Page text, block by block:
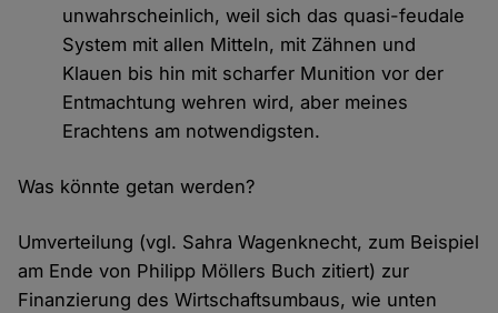
unwahrscheinlich, weil sich das quasi-feudale
System mit allen Mitteln, mit Zähnen und
Klauen bis hin mit scharfer Munition vor der
Entmachtung wehren wird, aber meines
Erachtens am notwendigsten.
Was könnte getan werden?
Umverteilung (vgl. Sahra Wagenknecht, zum Beispiel
am Ende von Philipp Möllers Buch zitiert) zur
Finanzierung des Wirtschaftsumbaus, wie unten